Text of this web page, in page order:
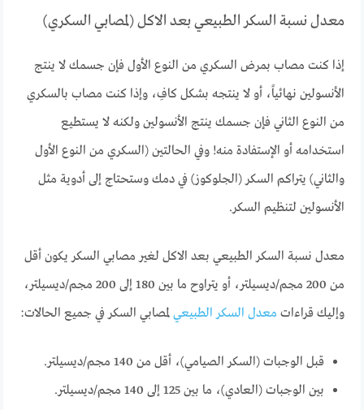
معدل نسبة السكر الطبيعي بعد الاكل (لمصابي السكري)
إذا كنت مصاب بمرض السكري من النوع الأول فإن جسمك لا ينتج
الأنسولين نهائياً، أو لا ينتجه بشكل كافِ، وإذا كنت مصاب بالسكري
من النوع الثاني فإن جسمك ينتج الأنسولين ولكنه لا يستطيع
استخدامه أو الإستفادة منه! وفي الحالتين (السكري من النوع الأول
والثاني) يتراكم السكر (الجلوكوز) في دمك وستحتاج إلى أدوية مثل
الأنسولين لتنظيم السكر.
معدل نسبة السكر الطبيعي بعد الاكل لغير مصابي السكر يكون أقل
من 200 مجم/ديسيلتر، أو يتراوح ما بين 180 إلى 200 مجم/ديسيلتر،
وإليك قراءات معدل السكر الطبيعي لمصابي السكر في جميع الحالات:
قبل الوجبات (السكر الصيامي)، أقل من 140 مجم/ديسيلتر.
بين الوجبات (العادي)، ما بين 125 إلى 140 مجم/ديسيلتر.